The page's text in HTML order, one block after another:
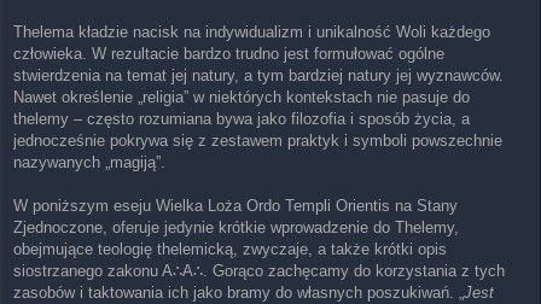
Thelema kładzie nacisk na indywidualizm i unikalność Woli każdego
człowieka. W rezultacie bardzo trudno jest formułować ogólne
stwierdzenia na temat jej natury, a tym bardziej natury jej wyznawców.
Nawet określenie „religia” w niektórych kontekstach nie pasuje do
thelemy – często rozumiana bywa jako filozofia i sposób życia, a
jednocześnie pokrywa się z zestawem praktyk i symboli powszechnie
nazywanych „magiją”.
W poniższym eseju Wielka Loża Ordo Templi Orientis na Stany
Zjednoczone, oferuje jedynie krótkie wprowadzenie do Thelemy,
obejmujące teologię thelemicką, zwyczaje, a także krótki opis
siostrzanego zakonu A∴A∴. Gorąco zachęcamy do korzystania z tych
zasobów i taktowania ich jako bramy do własnych poszukiwań. „Jest